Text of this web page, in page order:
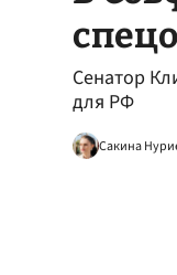
Сенатор
для РФ
Сакина